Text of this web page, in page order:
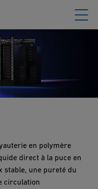
en polymère
direct à la puce en
stable, une pureté du
circulation